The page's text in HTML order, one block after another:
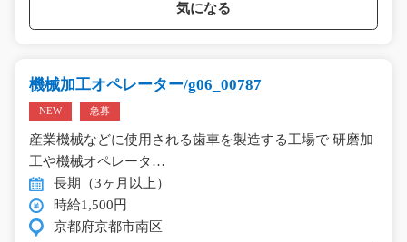
気になる
機械加工オペレーター/g06_00787
NEW 急募
産業機械などに使用される歯車を製造する工場で 研磨加
工や機械オペレータ…
長期（3ヶ月以上）
時給1,500円
京都府京都市南区